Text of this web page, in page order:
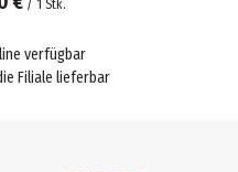
/ 1 Stk.
verfügbar
Filiale lieferbar